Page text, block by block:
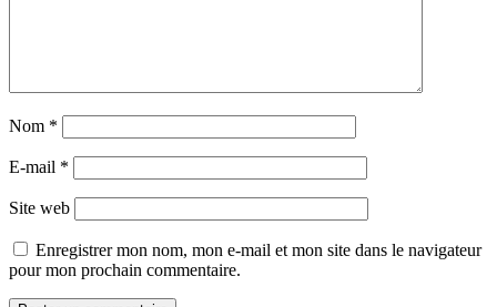
Nom *
E-mail *
Site web
Enregistrer mon nom, mon e-mail et mon site dans le navigateur
pour mon prochain commentaire.